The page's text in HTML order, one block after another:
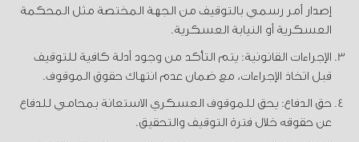
إصدار أمر رسمي بالتوقيف من الجهة المختصة مثل المحكمة
العسكرية أو النيابة العسكرية.
الإجراءات القانونية: يتم التأكد من وجود أدلة كافية للتوقيف
قبل اتخاذ الإجراءات، مع ضمان عدم انتهاك حقوق الموقوف.
حق الدفاع: يحق للموقوف العسكري الاستعانة بمحامي للدفاع
عن حقوقه خلال فترة التوقيف والتحقيق.